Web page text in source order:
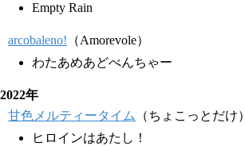
Empty Rain
arcobaleno! （Amorevole）
わたあめあどべんちゃー
2022年
甘色メルティータイム
（ちょこっとだけ）
ヒロインはあたし！